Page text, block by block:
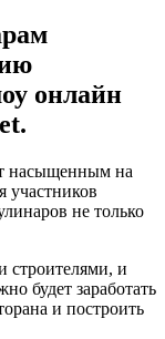
онлайн
насыщенным на
участников
не только
строителями, и
будет заработать
и построить